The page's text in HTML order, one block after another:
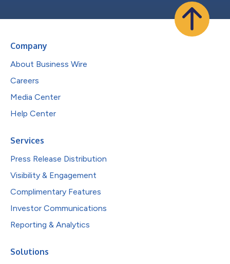
Company
About Business Wire
Careers
Media Center
Help Center
Services
Press Release Distribution
Visibility & Engagement
Complimentary Features
Investor Communications
Reporting & Analytics
Solutions